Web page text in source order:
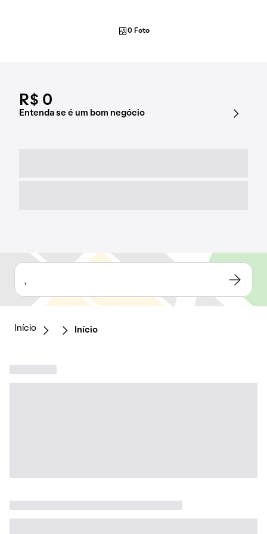
R$ 0
Entenda se é um bom negócio
0 Foto
,
Início Início